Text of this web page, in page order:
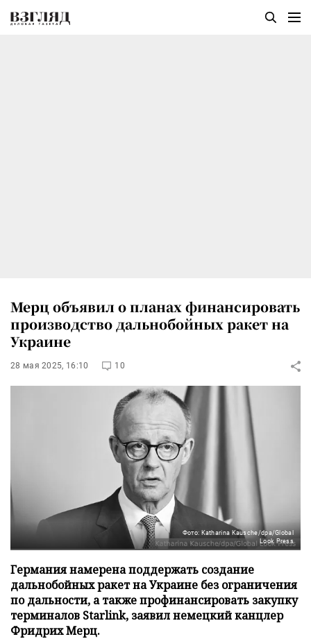
Мерц объявил о планах финансировать
производство дальнобойных ракет на
Украине
28 мая 2025, 16:10 10
Фото: Katharina Kausche/dpa/Global
Look Press
Германия намерена поддержать создание
дальнобойных ракет на Украине без ограничения
по дальности, а также профинансировать закупку
терминалов Starlink, заявил немецкий канцлер
Фридрих Мерц.